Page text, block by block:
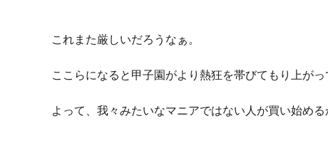
これまた厳しいだろうなぁ。
ここらになると甲子園がより熱狂を帯びてもり上がっ
よって、我々みたいなマニアではない人が買い始める